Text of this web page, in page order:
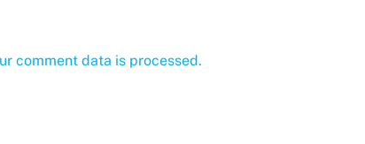
comment data is processed.